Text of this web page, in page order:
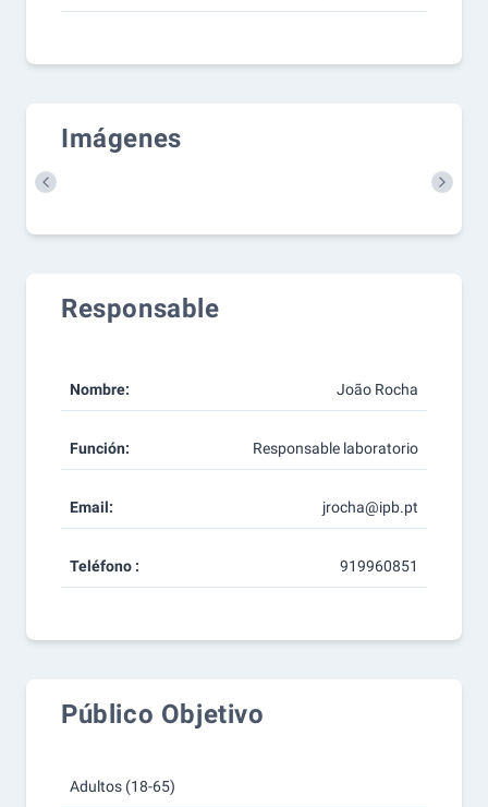
Imágenes
prev next
Responsable
Nombre: João Rocha
Función: Responsable laboratorio
Email: jrocha@ipb.pt
Teléfono : 919960851
Público Objetivo
Adultos (18-65)